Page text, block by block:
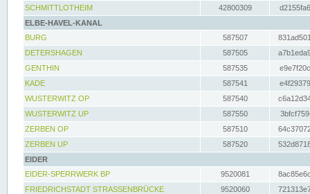
SCHMITTLOTHEIM
42800309
ELBE-HAVEL-KANAL
BURG
587507
DETERSHAGEN
587505
GENTHIN
587535
KADE
587541
WUSTERWITZ OP
587540
WUSTERWITZ UP
587550
ZERBEN OP
587510
ZERBEN UP
587520
EIDER
EIDER-SPERRWERK BP
9520081
FRIEDRICHSTADT STRASSENBRÜCKE
9520060